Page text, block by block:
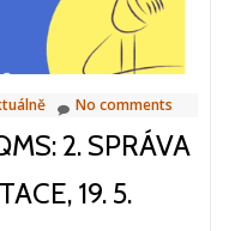
No comments
2. SPRÁVA
19. 5.